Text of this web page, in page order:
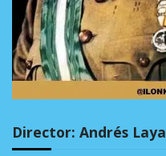
Director: Andrés Laya